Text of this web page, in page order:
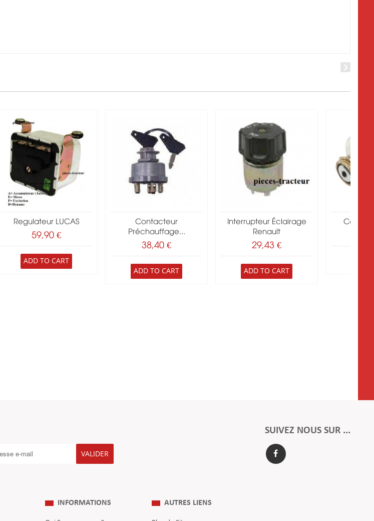
Regulateur LUCAS
59,90 €
ADD TO CART
Contacteur
Préchauffage...
38,40 €
ADD TO CART
Interrupteur Éclairage
Renault
29,43 €
ADD TO CART
VALIDER
SUIVEZ NOUS SUR ...
INFORMATIONS AUTRES LIENS